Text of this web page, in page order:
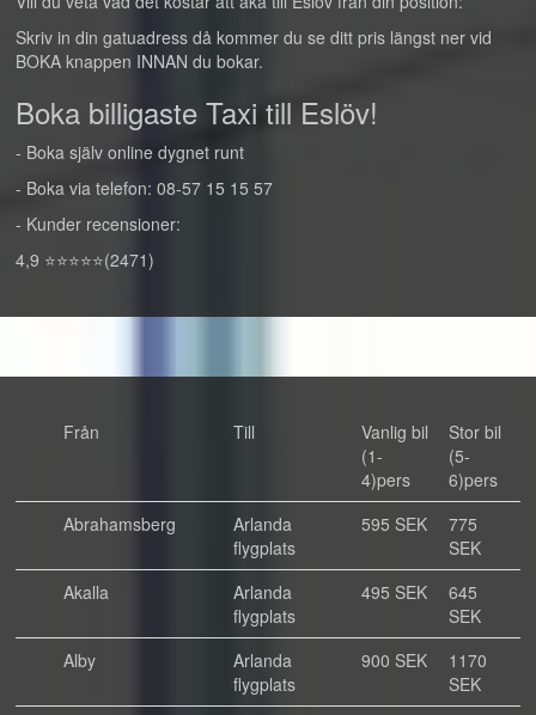
Skriv in din gatuadress då kommer du se ditt pris längst ner vid
BOKA knappen INNAN du bokar.
Boka billigaste Taxi till Eslöv!
- Boka själv online dygnet runt
- Boka via telefon: 08-57 15 15 57
- Kunder recensioner:
4,9 ⭐⭐⭐⭐⭐(2471)
Från Till
Vanlig bil
(1-
4)pers
Stor bil
(5-
6)pers
Abrahamsberg
Arlanda
flygplats
595 SEK
775
SEK
Akalla
Arlanda
flygplats
495 SEK
645
SEK
Alby
Arlanda
flygplats
900 SEK
1170
SEK